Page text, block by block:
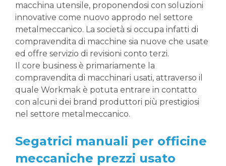
macchina utensile, proponendosi con soluzioni
innovative come nuovo approdo nel settore
metalmeccanico. La società si occupa infatti di
compravendita di macchine sia nuove che usate
ed offre servizio di revisioni conto terzi.
Il core business è primariamente la
compravendita di macchinari usati, attraverso il
quale Workmak è potuta entrare in contatto
con alcuni dei brand produttori più prestigiosi
nel settore metalmeccanico.
Segatrici manuali per officine
meccaniche prezzi usato